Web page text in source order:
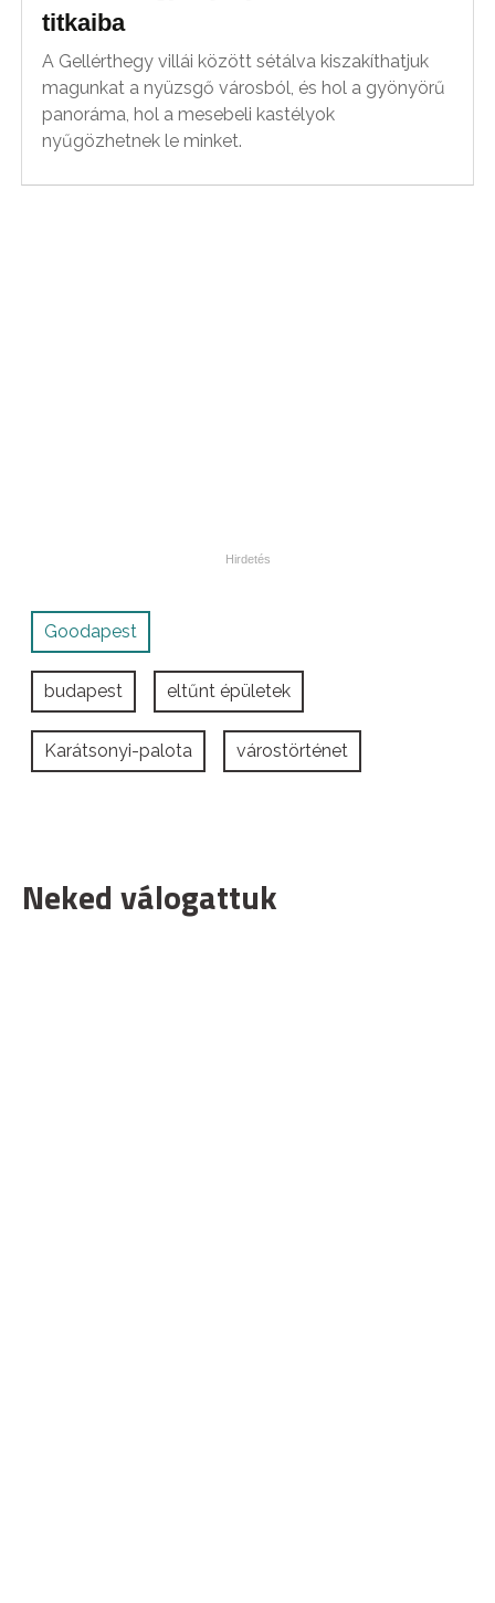
titkaiba
A Gellérthegy villái között sétálva kiszakíthatjuk
magunkat a nyüzsgő városból, és hol a gyönyörű
panoráma, hol a mesebeli kastélyok
nyűgözhetnek le minket.
Goodapest
budapest eltűnt épületek
Karátsonyi-palota várostörténet
Neked válogattuk